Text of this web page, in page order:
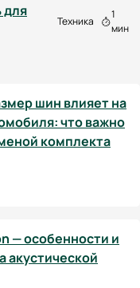
для
Техника
1
мин
шин влияет на
что важно
комплекта
— особенности и
акустической